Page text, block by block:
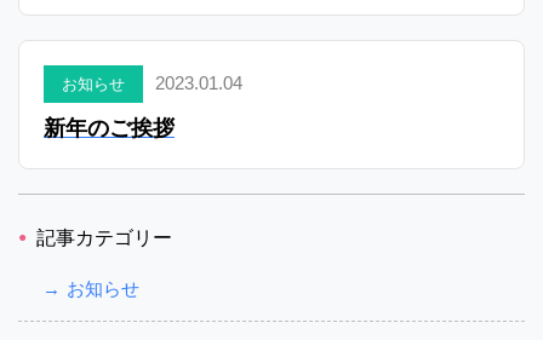
お知らせ 2023.01.04
新年のご挨拶
記事カテゴリー
お知らせ